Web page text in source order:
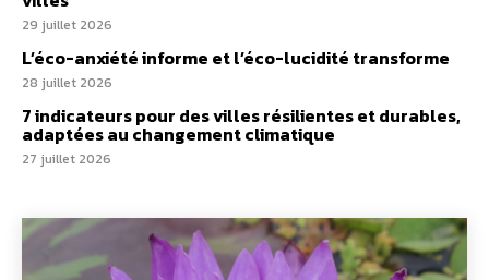
29 juillet 2026
L’éco-anxiété informe et l’éco-lucidité transforme
28 juillet 2026
7 indicateurs pour des villes résilientes et durables,
adaptées au changement climatique
27 juillet 2026